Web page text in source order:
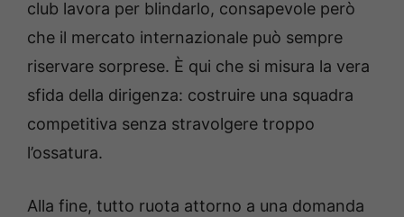
club lavora per blindarlo, consapevole però
che il mercato internazionale può sempre
riservare sorprese. È qui che si misura la vera
sfida della dirigenza: costruire una squadra
competitiva senza stravolgere troppo
l’ossatura.
Alla fine, tutto ruota attorno a una domanda